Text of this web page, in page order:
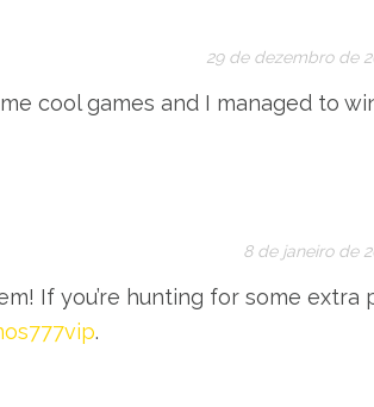
29 de dezembro de
cool games and I managed to
8 de janeiro de
If you’re hunting for some extra
.